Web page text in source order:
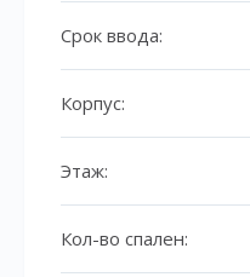
Срок ввода:
Корпус:
Этаж:
Кол-во спален: